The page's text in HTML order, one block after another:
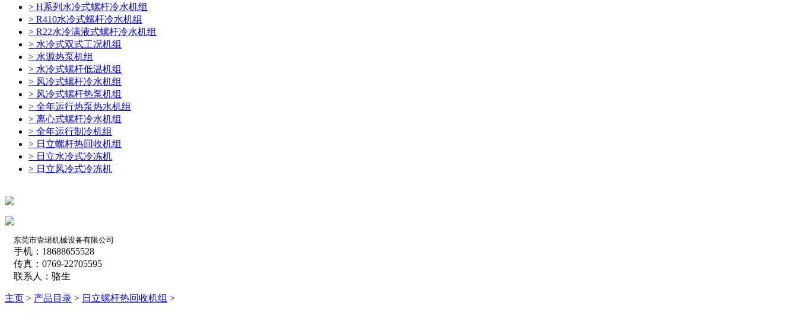
> H系列水冷式螺杆冷水机组
> R410水冷式螺杆冷水机组
> R22水冷满液式螺杆冷水机组
> 水冷式双式工况机组
> 水源热泵机组
> 水冷式螺杆低温机组
> 风冷式螺杆冷水机组
> 风冷式螺杆热泵机组
> 全年运行热泵热水机组
> 离心式螺杆冷水机组
> 全年运行制冷机组
> 日立螺杆热回收机组
> 日立水冷式冷冻机
> 日立风冷式冷冻机
东莞市壹珺机械设备有限公司
手机：18688655528
传真：0769-22705595
联系人：骆生
主页 > 产品目录 > 日立螺杆热回收机组 >